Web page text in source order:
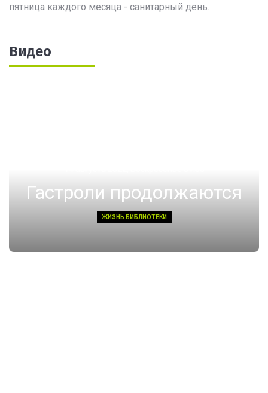
пятница каждого месяца - санитарный день.
Видео
Гастроли продолжаются
ЖИЗНЬ БИБЛИОТЕКИ